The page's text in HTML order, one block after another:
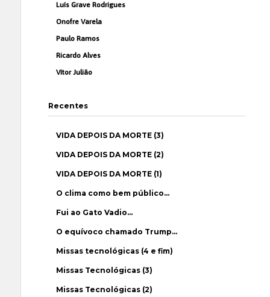
Luís Grave Rodrigues
Onofre Varela
Paulo Ramos
Ricardo Alves
Vítor Julião
Recentes
VIDA DEPOIS DA MORTE (3)
VIDA DEPOIS DA MORTE (2)
VIDA DEPOIS DA MORTE (1)
O clima como bem público…
Fui ao Gato Vadio…
O equívoco chamado Trump…
Missas tecnológicas (4 e fim)
Missas Tecnológicas (3)
Missas Tecnológicas (2)